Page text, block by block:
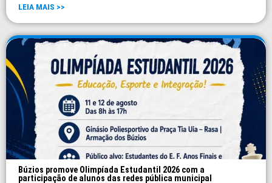
LEIA MAIS >>
Búzios promove Olimpíada Estudantil 2026 com a
participação de alunos das redes pública municipal